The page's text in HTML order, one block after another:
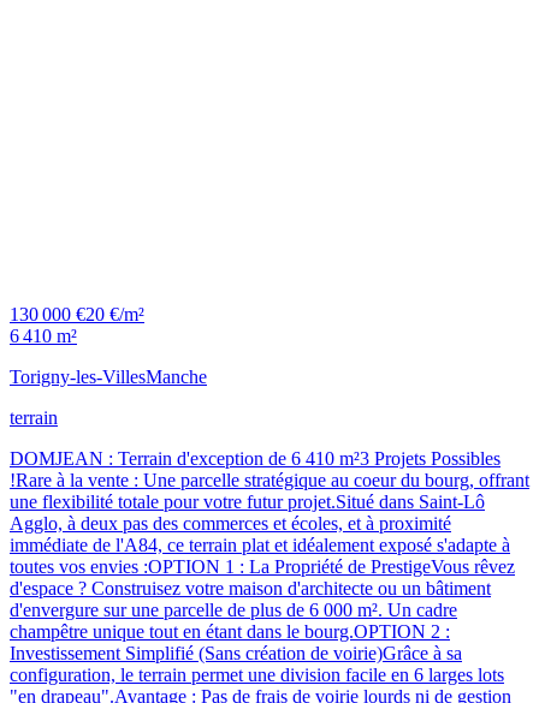
130 000 €20 €/m²
6 410 m²
Torigny-les-VillesManche
terrain
DOMJEAN : Terrain d'exception de 6 410 m²3 Projets Possibles
!Rare à la vente : Une parcelle stratégique au coeur du bourg, offrant
une flexibilité totale pour votre futur projet.Situé dans Saint-Lô
Agglo, à deux pas des commerces et écoles, et à proximité
immédiate de l'A84, ce terrain plat et idéalement exposé s'adapte à
toutes vos envies :OPTION 1 : La Propriété de PrestigeVous rêvez
d'espace ? Construisez votre maison d'architecte ou un bâtiment
d'envergure sur une parcelle de plus de 6 000 m². Un cadre
champêtre unique tout en étant dans le bourg.OPTION 2 :
Investissement Simplifié (Sans création de voirie)Grâce à sa
configuration, le terrain permet une division facile en 6 larges lots
"en drapeau".Avantage : Pas de frais de voirie lourds ni de gestion